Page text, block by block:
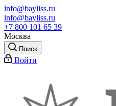
info@bayliss.ru
info@bayliss.ru
+7 800 101 65 39
Москва
Поиск
Войти